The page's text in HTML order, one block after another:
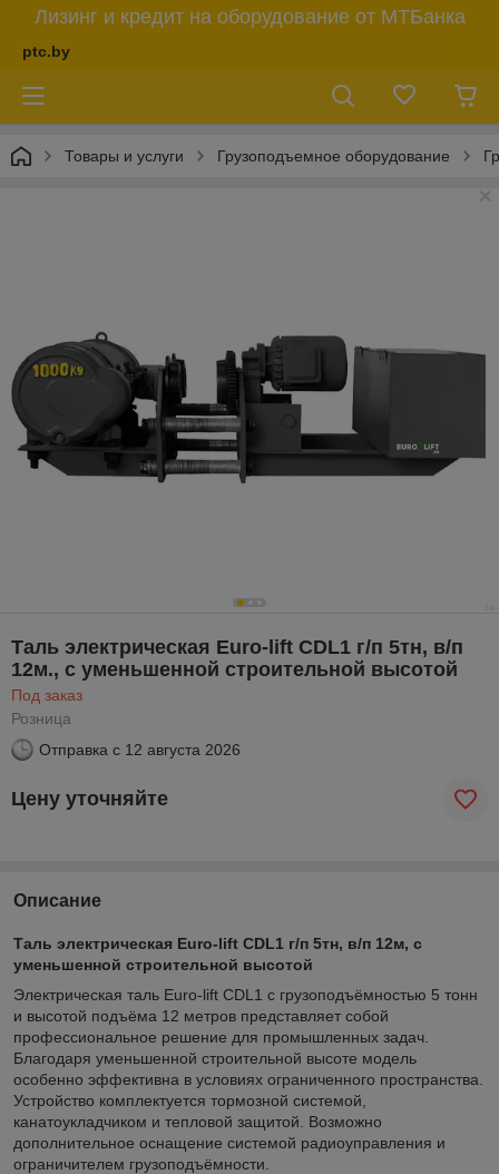
Лизинг и кредит на оборудование от МТБанка
ptc.by
Товары и услуги Грузоподъемное оборудование
Таль электрическая Euro-lift CDL1 г/п 5тн, в/п
12м., с уменьшенной строительной высотой
Под заказ
Розница
Отправка с 12 августа 2026
Цену уточняйте
Описание
Таль электрическая Euro-lift CDL1 г/п 5тн, в/п 12м, с
уменьшенной строительной высотой
Электрическая таль Euro-lift CDL1 с грузоподъёмностью 5 тонн
и высотой подъёма 12 метров представляет собой
профессиональное решение для промышленных задач.
Благодаря уменьшенной строительной высоте модель
особенно эффективна в условиях ограниченного пространства.
Устройство комплектуется тормозной системой,
канатоукладчиком и тепловой защитой. Возможно
дополнительное оснащение системой радиоуправления и
ограничителем грузоподъёмности.